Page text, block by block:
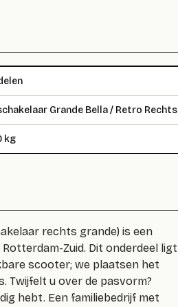
Grande Bella / Retro Rechts
kg
rechts grande) is een
Zuid. Dit onderdeel ligt
scooter; we plaatsen het
Twijfelt u over de pasvorm?
hebt. Een familiebedrijf met